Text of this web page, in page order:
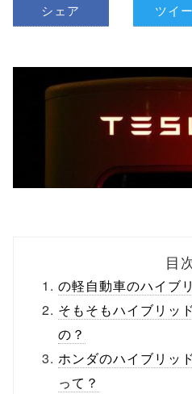
シェア ツイ
目
の軽自動車のハイブ
そもそもハイブリッ
の？
ホンダのハイブリッ
って？